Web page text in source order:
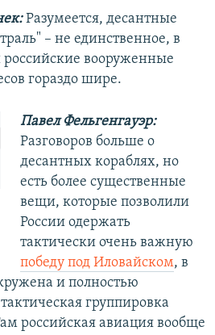
Разумеется, десантные
– не единственное, в
вооруженные
гораздо шире.
Павел Фельгенгауэр:
Разговоров больше о
десантных кораблях, но
есть более существенные
вещи, которые позволили
России одержать
тактически очень важную
победу под Иловайском, в
и полностью
группировка
российская авиация вообще